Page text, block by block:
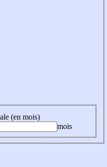
(en mois)
mois